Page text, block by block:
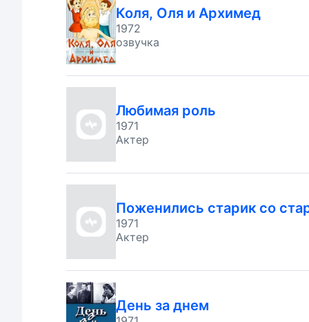
Коля, Оля и Архимед
1972
озвучка
Любимая роль
1971
Актер
Поженились старик со
1971
Актер
День за днем